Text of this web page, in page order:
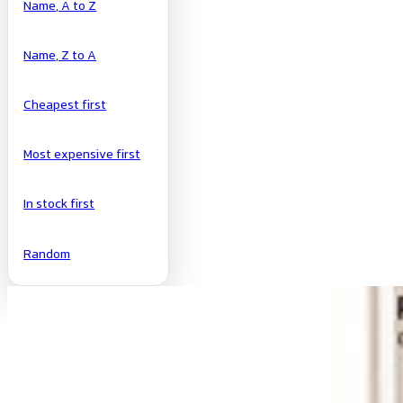
Name, A to Z
Name, Z to A
Cheapest first
Most expensive first
In stock first
Random